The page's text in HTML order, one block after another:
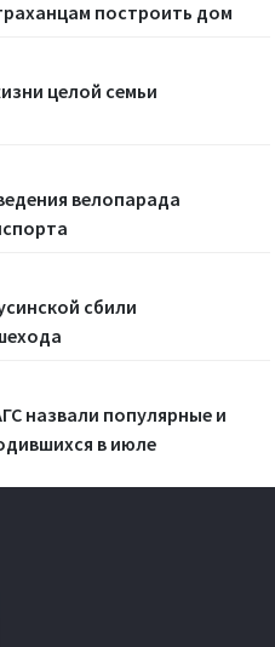
построить дом
целой семьи
велопарада
сбили
назвали популярные и
в июле